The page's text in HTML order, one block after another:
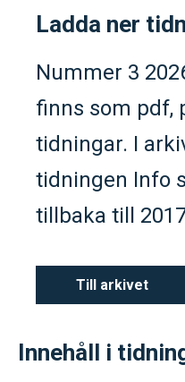
Ladda ner
Nummer 3
finns som pdf,
tidningar. I
tidningen Info
tillbaka till
Till arkivet
Innehåll i